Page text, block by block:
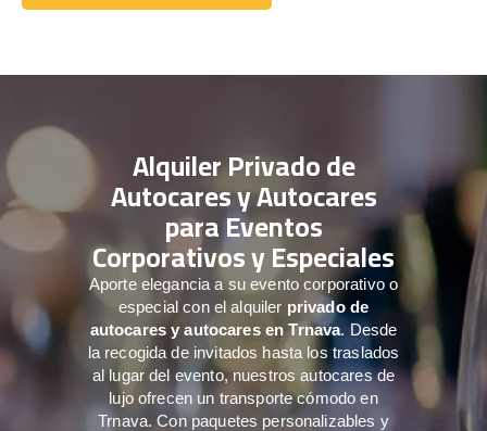
Comuníquese con nosotros
Alquiler Privado de
Autocares y Autocares
para Eventos
Corporativos y Especiales
Aporte elegancia a su evento corporativo o
especial con el alquiler privado de
autocares y autocares en Trnava. Desde
la recogida de invitados hasta los traslados
al lugar del evento, nuestros autocares de
lujo ofrecen un transporte cómodo en
Trnava. Con paquetes personalizables y